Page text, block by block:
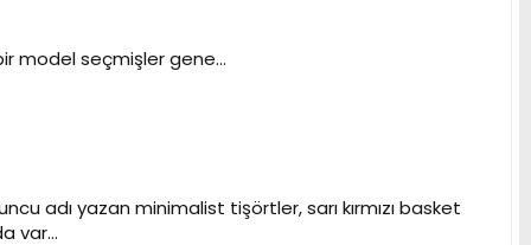
model seçmişler gene...
adı yazan minimalist tişörtler, sarı kırmızı basket
var...